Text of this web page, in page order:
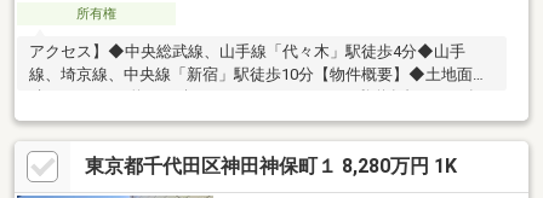
所有権
アクセス】◆中央総武線、山手線「代々木」駅徒歩4分◆山手
線、埼京線、中央線「新宿」駅徒歩10分【物件概要】◆土地面
◆建物面積：100.08㎡◆用途地域：商業地域◆屋根付きカーポー
ト有（※車種の制限がございます。）
東京都千代田区神田神保町１ 8,280万円 1K